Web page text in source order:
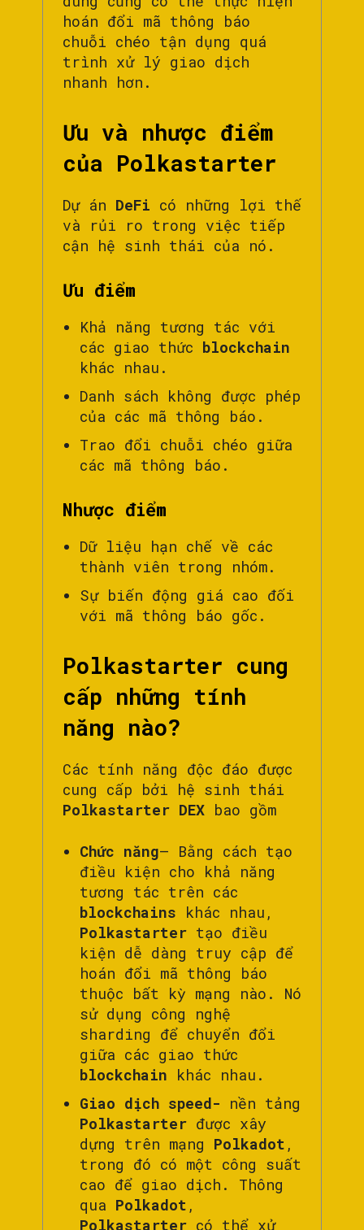
hoán đổi mã thông báo
chuỗi chéo tận dụng quá
trình xử lý giao dịch
nhanh hơn.
Ưu và nhược điểm
của Polkastarter
Dự án DeFi có những lợi thế
và rủi ro trong việc tiếp
cận hệ sinh thái của nó.
Ưu điểm
Khả năng tương tác với
các giao thức blockchain
khác nhau.
Danh sách không được phép
của các mã thông báo.
Trao đổi chuỗi chéo giữa
các mã thông báo.
Nhược điểm
Dữ liệu hạn chế về các
thành viên trong nhóm.
Sự biến động giá cao đối
với mã thông báo gốc.
Polkastarter cung
cấp những tính
năng nào?
Các tính năng độc đáo được
cung cấp bởi hệ sinh thái
Polkastarter DEX bao gồm
Chức năng– Bằng cách tạo
điều kiện cho khả năng
tương tác trên các
blockchains khác nhau,
Polkastarter tạo điều
kiện dễ dàng truy cập để
hoán đổi mã thông báo
thuộc bất kỳ mạng nào. Nó
sử dụng công nghệ
sharding để chuyển đổi
giữa các giao thức
blockchain khác nhau.
Giao dịch speed- nền tảng
Polkastarter được xây
dựng trên mạng Polkadot ,
trong đó có một công suất
cao để giao dịch. Thông
qua Polkadot ,
Polkastarter có thể xử